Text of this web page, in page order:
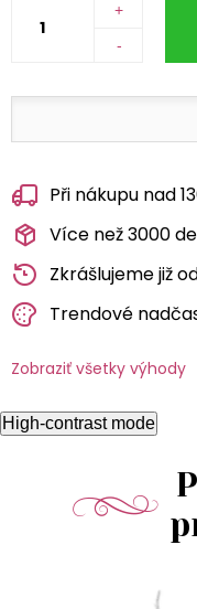
+
-
Při nákupu nad
Více než 3000
Zkrášlujeme již
Trendové
Zobraziť všetky výhody
High-contrast mode